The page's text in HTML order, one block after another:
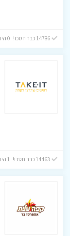
14786 כבר חסכו! 0 היום